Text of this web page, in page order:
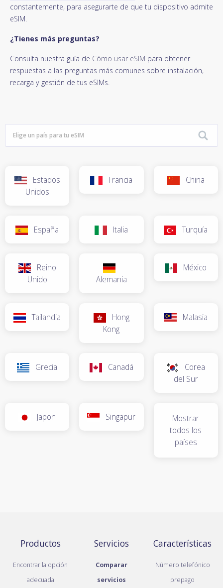
constantemente, para asegurarte de que tu dispositivo admite
eSIM.
¿Tienes más preguntas?
Consulta nuestra guía de Cómo usar eSIM para obtener
respuestas a las preguntas más comunes sobre instalación,
recarga y gestión de tus eSIMs.
Estados
Unidos
Francia China
España Italia Turquía
Reino
Unido
Alemania
México
Tailandia
Hong
Kong
Malasia
Grecia Canadá
Corea
del Sur
Japon Singapur
Mostrar
todos los
países
Productos
Encontrar la opción
adecuada
Servicios
Comparar
servicios
Características
Número telefónico
prepago